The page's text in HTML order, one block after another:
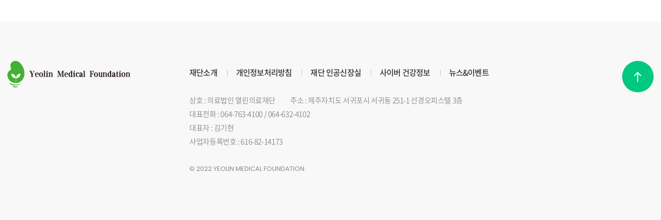
재단소개 개인정보처리방침 재단 인공신장실 사이버 건강정보 뉴스&이벤트
상호 : 의료법인 열린의료재단
주소 : 제주자치도 서귀포시 서귀동 251-1 선경오피스텔 3층
대표전화 : 064-763-4100 / 064-632-4102
대표자 : 김기현
사업자등록번호 : 616-82-14173
© 2022 YEOLIN MEDICAL FOUNDATION.